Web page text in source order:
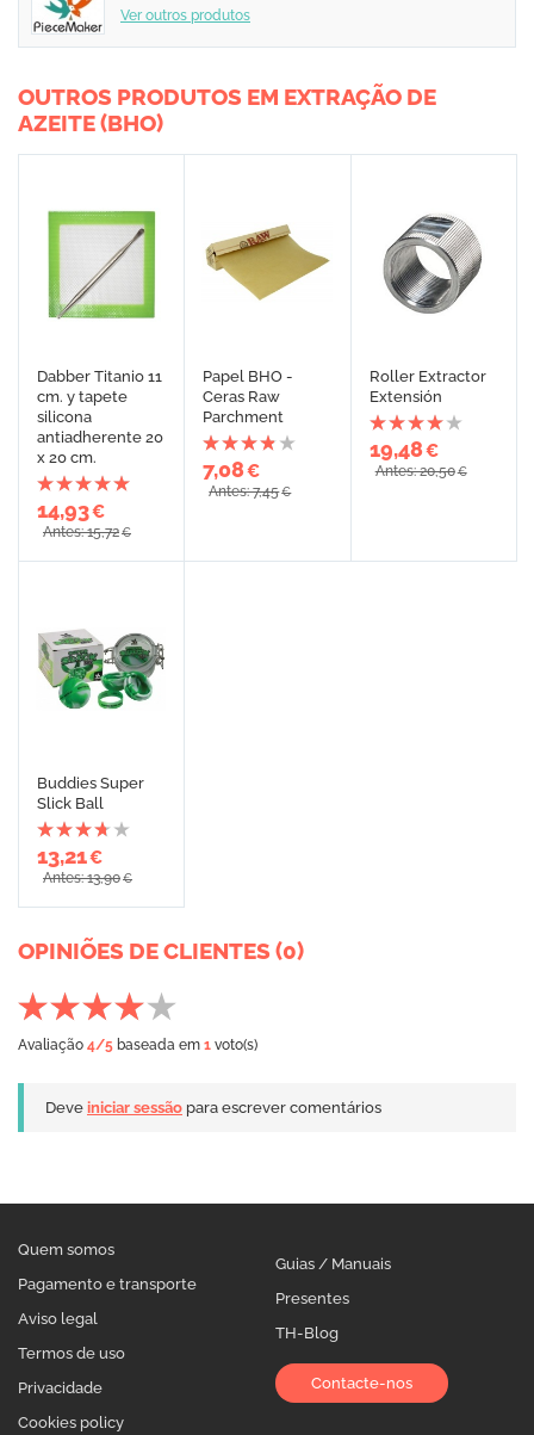
Ver outros produtos
OUTROS PRODUTOS EM EXTRAÇÃO DE
AZEITE (BHO)
Dabber Titanio 11
cm. y tapete
silicona
antiadherente 20
x 20 cm.
14,93€
Antes: 15,72€
Papel BHO -
Ceras Raw
Parchment
7,08€
Antes: 7,45€
Roller Extractor
Extensión
19,48€
Antes: 20,50€
Buddies Super
Slick Ball
13,21€
Antes: 13,90€
OPINIÕES DE CLIENTES (0)
Avaliação 4/5 baseada em 1 voto(s)
Deve iniciar sessão para escrever comentários
Quem somos
Pagamento e transporte
Aviso legal
Termos de uso
Privacidade
Cookies policy
Guias / Manuais
Presentes
TH-Blog
Contacte-nos